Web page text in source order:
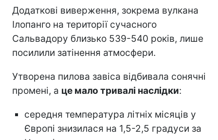
Додаткові виверження, зокрема вулкана
Ілопанго на території сучасного
Сальвадору близько 539-540 років, лише
посилили затінення атмосфери.
Утворена пилова завіса відбивала сонячні
промені, а це мало тривалі наслідки:
середня температура літніх місяців у
Європі знизилася на 1,5-2,5 градуси за